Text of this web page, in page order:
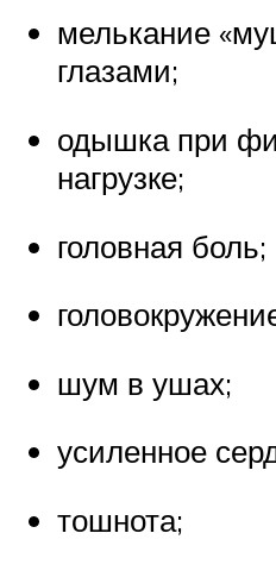
мелькание
глазами;
одышка при
нагрузке;
головная боль;
шум в ушах;
усиленное
тошнота;